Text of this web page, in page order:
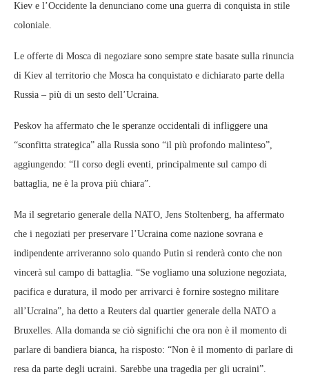
Kiev e l’Occidente la denunciano come una guerra di conquista in stile
coloniale.
Le offerte di Mosca di negoziare sono sempre state basate sulla rinuncia
di Kiev al territorio che Mosca ha conquistato e dichiarato parte della
Russia – più di un sesto dell’Ucraina.
Peskov ha affermato che le speranze occidentali di infliggere una
“sconfitta strategica” alla Russia sono “il più profondo malinteso”,
aggiungendo: “Il corso degli eventi, principalmente sul campo di
battaglia, ne è la prova più chiara”.
Ma il segretario generale della NATO, Jens Stoltenberg, ha affermato
che i negoziati per preservare l’Ucraina come nazione sovrana e
indipendente arriveranno solo quando Putin si renderà conto che non
vincerà sul campo di battaglia. “Se vogliamo una soluzione negoziata,
pacifica e duratura, il modo per arrivarci è fornire sostegno militare
all’Ucraina”, ha detto a Reuters dal quartier generale della NATO a
Bruxelles. Alla domanda se ciò significhi che ora non è il momento di
parlare di bandiera bianca, ha risposto: “Non è il momento di parlare di
resa da parte degli ucraini. Sarebbe una tragedia per gli ucraini”.